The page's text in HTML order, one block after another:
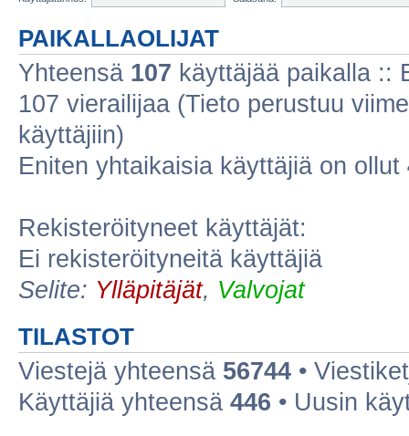
PAIKALLAOLIJAT
Yhteensä 107 käyttäjää paikalla ::
107 vierailijaa (Tieto perustuu
käyttäjiin)
Eniten yhtaikaisia käyttäjiä on ollut
Rekisteröityneet käyttäjät:
Ei rekisteröityneitä käyttäjiä
Selite: Ylläpitäjät, Valvojat
TILASTOT
Viestejä yhteensä 56744 •
Käyttäjiä yhteensä 446 • Uusin